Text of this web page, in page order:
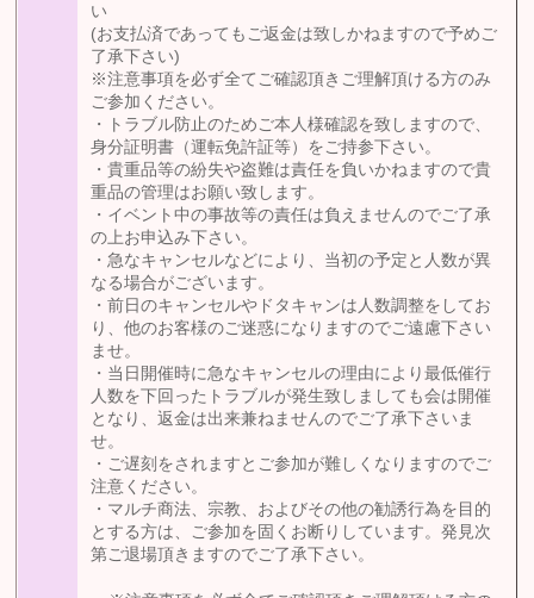
い
(お支払済であってもご返金は致しかねますので予めご
了承下さい)
※注意事項を必ず全てご確認頂きご理解頂ける方のみ
ご参加ください。
・トラブル防止のためご本人様確認を致しますので、
身分証明書（運転免許証等）をご持参下さい。
・貴重品等の紛失や盗難は責任を負いかねますので貴
重品の管理はお願い致します。
・イベント中の事故等の責任は負えませんのでご了承
の上お申込み下さい。
・急なキャンセルなどにより、当初の予定と人数が異
なる場合がございます。
・前日のキャンセルやドタキャンは人数調整をしてお
り、他のお客様のご迷惑になりますのでご遠慮下さい
ませ。
・当日開催時に急なキャンセルの理由により最低催行
人数を下回ったトラブルが発生致しましても会は開催
となり、返金は出来兼ねませんのでご了承下さいま
せ。
・ご遅刻をされますとご参加が難しくなりますのでご
注意ください。
・マルチ商法、宗教、およびその他の勧誘行為を目的
とする方は、ご参加を固くお断りしています。発見次
第ご退場頂きますのでご了承下さい。